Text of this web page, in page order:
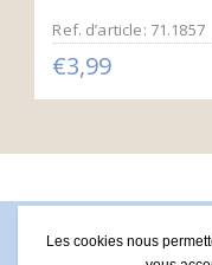
Ref. d’article: 71.1857
€3,99
Les cookies nous